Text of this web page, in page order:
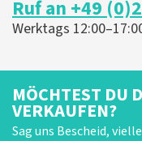
er graag op
naam op het ticket
wederverkoper zijn.
ondanks de
heeft gehad. Met
Topticketshop
Ruf an +49
Werktags
MÖCHTEST DU
VERKAUFEN?
Sag uns Bescheid,